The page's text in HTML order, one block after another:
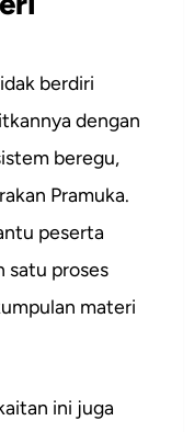
berdiri
dengan
beregu,
Pramuka.
peserta
satu proses
materi
ini juga